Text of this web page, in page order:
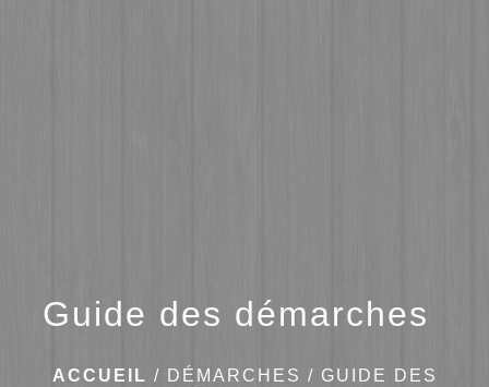
Guide des démarches
ACCUEIL / DÉMARCHES / GUIDE DES